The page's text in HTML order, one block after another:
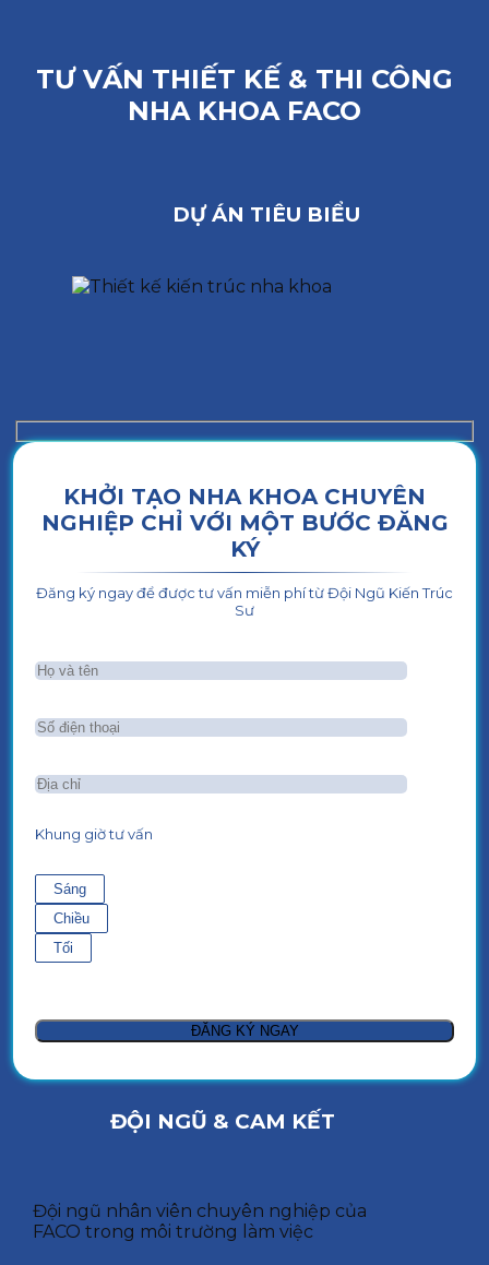
TƯ VẤN THIẾT KẾ & THI CÔNG
NHA KHOA FACO
DỰ ÁN TIÊU BIỂU
KHỞI TẠO NHA KHOA CHUYÊN
NGHIỆP CHỈ VỚI MỘT BƯỚC ĐĂNG
KÝ
Đăng ký ngay để được tư vấn miễn phí từ Đội Ngũ Kiến Trúc
Sư
Khung giờ tư vấn
Sáng
Chiều
Tối
ĐỘI NGŨ & CAM KẾT
Đội ngũ nhân viên chuyên nghiệp của
FACO trong môi trường làm việc